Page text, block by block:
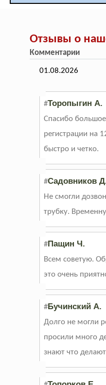
Отзывы о
Комментарии
01.08.2026
#Торопыгин А.
Спасибо
регистрации на
быстро и четко.
#Садовников
Не смогли
трубку.
#Пащин Ч.
Всем советую.
это очень
#Бучинский А.
Долго не могли
просили много
знают что